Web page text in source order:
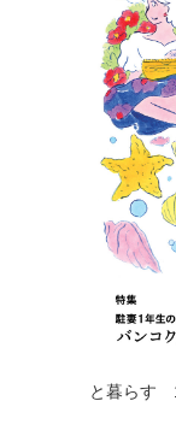
と暮らす